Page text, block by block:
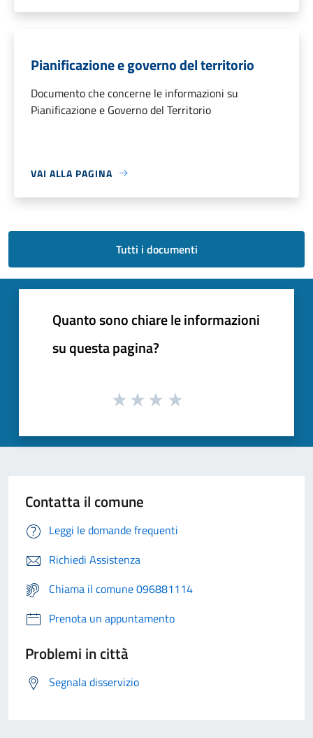
Pianificazione e governo del territorio
Documento che concerne le informazioni su
Pianificazione e Governo del Territorio
VAI ALLA PAGINA
Tutti i documenti
Quanto sono chiare le informazioni
su questa pagina?
Contatta il comune
Leggi le domande frequenti
Richiedi Assistenza
Chiama il comune 096881114
Prenota un appuntamento
Problemi in città
Segnala disservizio